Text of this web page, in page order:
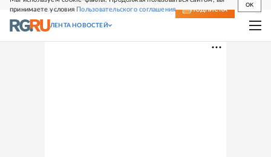
принимаете условия Пользовательского соглашения
OK
СВЕЖИЙ НОМЕР ПОДПИСКА
ЛЕНТА НОВОСТЕЙ